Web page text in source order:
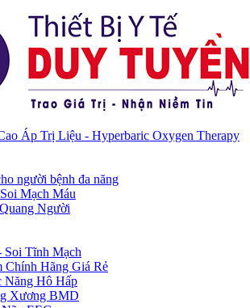
Áp Trị Liệu - Hyperbaric Oxygen Therapy
người bệnh đa năng
Mạch Máu
Người
Soi Tĩnh Mạch
Hãng Giá Rẻ
Hô Hấp
Xương BMD